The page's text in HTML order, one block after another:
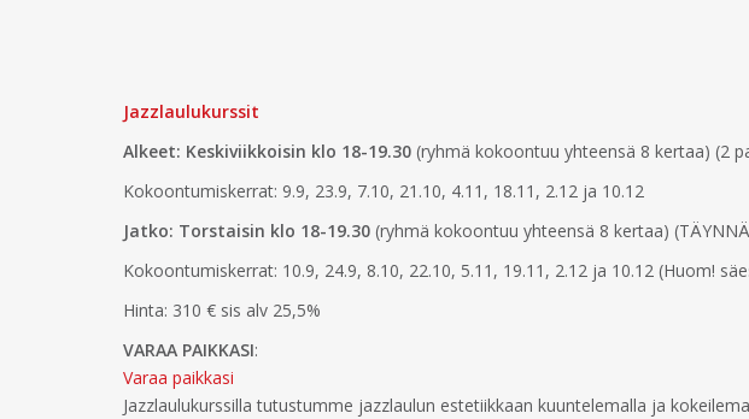
Jazzlaulukurssit
Alkeet: Keskiviikkoisin klo 18-19.30 (ryhmä kokoontuu yhteensä 8 kertaa) (2
Kokoontumiskerrat: 9.9, 23.9, 7.10, 21.10, 4.11, 18.11, 2.12 ja 10.12
Jatko: Torstaisin klo 18-19.30 (ryhmä kokoontuu yhteensä 8 kertaa)
Kokoontumiskerrat: 10.9, 24.9, 8.10, 22.10, 5.11, 19.11, 2.12 ja 10.12 (Huom!
Hinta: 310 € sis alv 25,5%
VARAA PAIKKASI:
Varaa paikkasi
Jazzlaulukurssilla tutustumme jazzlaulun estetiikkaan kuuntelemalla ja